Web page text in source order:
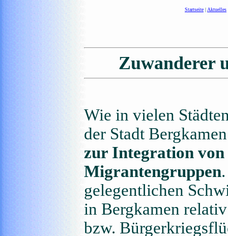
Startseite | Aktuelles
Zuwanderer
Wie in vielen
der Stadt
zur Integration von
Migrantengruppen
gelegentlichen
in Bergkamen
bzw.